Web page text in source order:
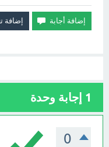
1 إجابة وحدة
0